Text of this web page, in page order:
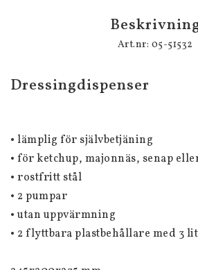
Art.nr: 05-51532
Dressingdispenser
• lämplig för självbetjäning
• för ketchup, majonnäs, senap
• rostfritt stål
• 2 pumpar
• utan uppvärmning
• 2 flyttbara plastbehållare med 3